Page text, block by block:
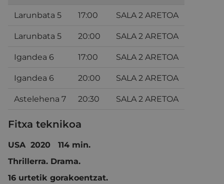
Larunbata 5 17:00 SALA 2 ARETOA
Larunbata 5 20:00 SALA 2 ARETOA
Igandea 6 17:00 SALA 2 ARETOA
Igandea 6 20:00 SALA 2 ARETOA
Astelehena 7 20:30 SALA 2 ARETOA
Fitxa teknikoa
USA 2020 114 min.
Thrillerra. Drama.
16 urtetik gorakoentzat.